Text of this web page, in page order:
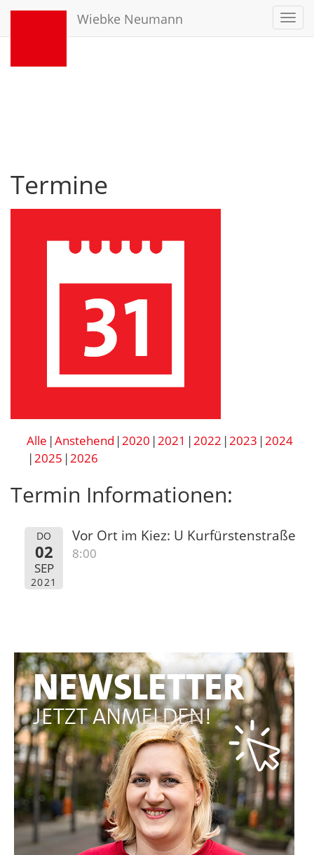
Wiebke Neumann
Termine
Alle Anstehend 2020 2021 2022 2023 2024
2025 2026
Termin Informationen:
DO
02
SEP
2021
Vor Ort im Kiez: U Kurfürstenstraße
8:00